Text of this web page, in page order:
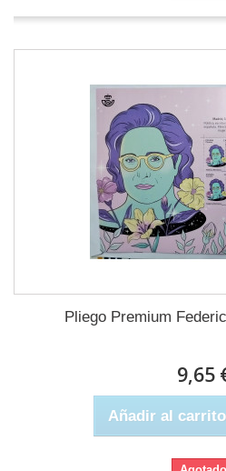
Pliego Premium
9,65
Añadir al carrito